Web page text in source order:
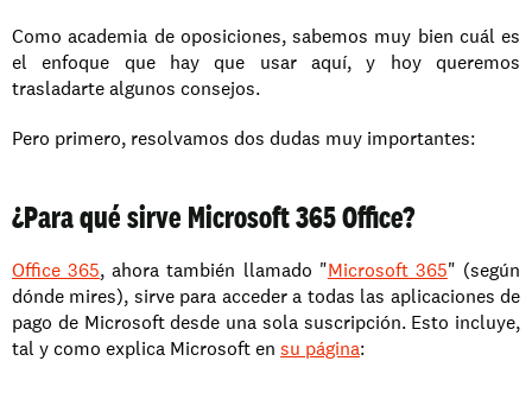
Como academia de oposiciones, sabemos muy bien cuál es
el enfoque que hay que usar aquí, y hoy queremos
trasladarte algunos consejos.
Pero primero, resolvamos dos dudas muy importantes:
¿Para qué sirve Microsoft 365 Office?
Office 365, ahora también llamado "Microsoft 365" (según
dónde mires), sirve para acceder a todas las aplicaciones de
pago de Microsoft desde una sola suscripción. Esto incluye,
tal y como explica Microsoft en su página: